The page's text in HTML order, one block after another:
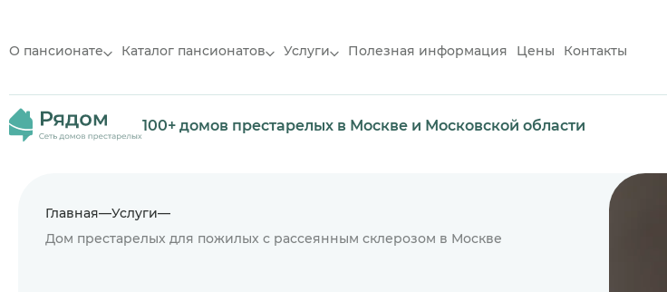
О пансионате Каталог пансионатов Услуги Полезная информация Цены Контакты
100+ домов престарелых в Москве и Московской области
Главная
Услуги
Дом престарелых для пожилых с рассеянным склерозом в Москве